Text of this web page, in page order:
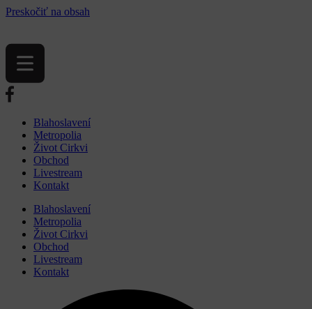
Preskočiť na obsah
Blahoslavení
Metropolia
Život Cirkvi
Obchod
Livestream
Kontakt
Blahoslavení
Metropolia
Život Cirkvi
Obchod
Livestream
Kontakt